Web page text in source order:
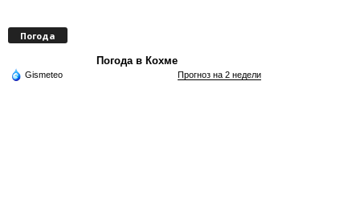
Погода
Погода в Кохме
Gismeteo Прогноз на 2 недели